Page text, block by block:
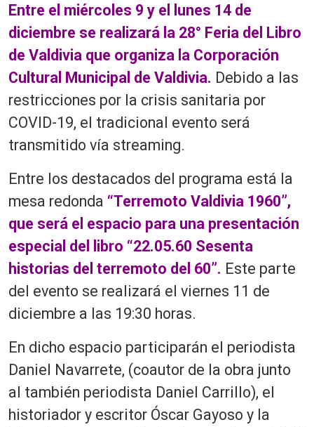
Entre el miércoles 9 y el lunes 14 de
diciembre se realizará la 28° Feria del Libro
de Valdivia que organiza la Corporación
Cultural Municipal de Valdivia. Debido a las
restricciones por la crisis sanitaria por
COVID-19, el tradicional evento será
transmitido vía streaming.
Entre los destacados del programa está la
mesa redonda “Terremoto Valdivia 1960”,
que será el espacio para una presentación
especial del libro “22.05.60 Sesenta
historias del terremoto del 60”. Este parte
del evento se realizará el viernes 11 de
diciembre a las 19:30 horas.
En dicho espacio participarán el periodista
Daniel Navarrete, (coautor de la obra junto
al también periodista Daniel Carrillo), el
historiador y escritor Óscar Gayoso y la